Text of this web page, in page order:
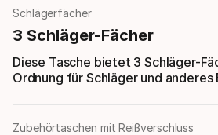
Schlägerfächer
3 Schläger-Fächer
Diese Tasche bietet 3 Schläger-
Ordnung für Schläger und anderes
Zubehörtaschen mit Reißverschluss